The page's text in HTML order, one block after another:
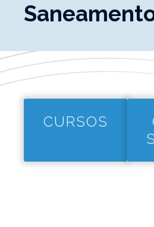
CURSOS